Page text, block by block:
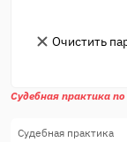
Очистить
Судебная практика
Судебная практика